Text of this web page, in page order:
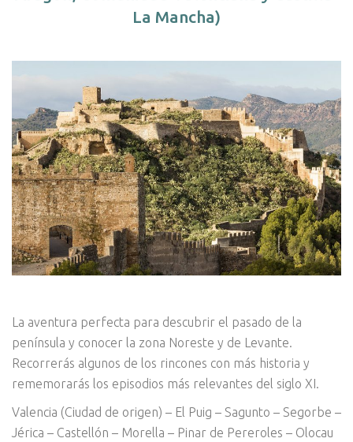
La Mancha)
La aventura perfecta para descubrir el pasado de la
península y conocer la zona Noreste y de Levante.
Recorrerás algunos de los rincones con más historia y
rememorarás los episodios más relevantes del siglo XI.
Valencia (Ciudad de origen) – El Puig – Sagunto – Segorbe –
Jérica – Castellón – Morella – Pinar de Pereroles – Olocau